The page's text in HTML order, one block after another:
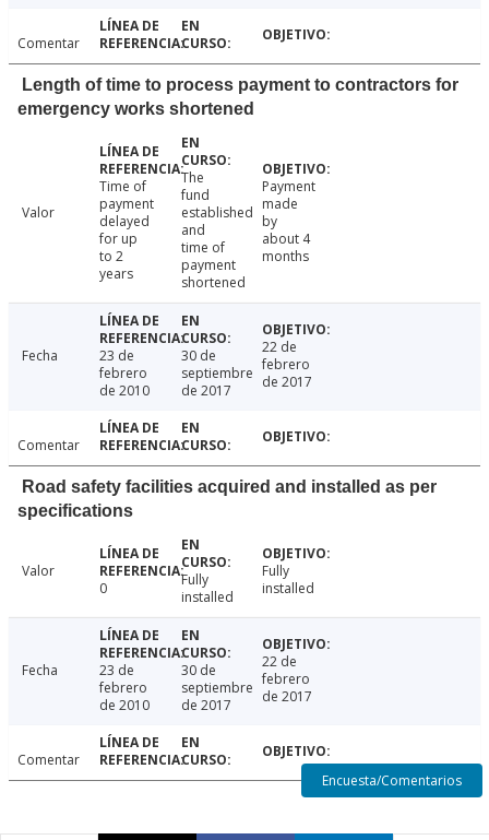
Comentar
Length of time to process payment to contractors for
emergency works shortened
Valor
Time of
payment
delayed
for up
to 2
years
The
fund
established
and
time of
payment
shortened
Payment
made
by
about 4
months
Fecha
23 de
febrero
de 2010
30 de
septiembre
de 2017
22 de
febrero
de 2017
Comentar
Road safety facilities acquired and installed as per
specifications
Valor
0
Fully
installed
Fully
installed
Fecha
23 de
febrero
de 2010
30 de
septiembre
de 2017
22 de
febrero
de 2017
Comentar
Encuesta/Comentarios